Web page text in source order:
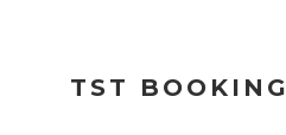
TST BOOKING